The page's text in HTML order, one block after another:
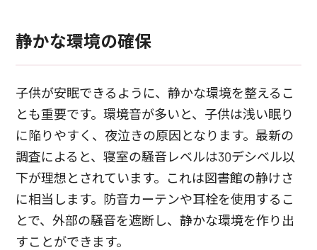
静かな環境の確保
子供が安眠できるように、静かな環境を整えるこ
とも重要です。環境音が多いと、子供は浅い眠り
に陥りやすく、夜泣きの原因となります。最新の
調査によると、寝室の騒音レベルは30デシベル以
下が理想とされています。これは図書館の静けさ
に相当します。防音カーテンや耳栓を使用するこ
とで、外部の騒音を遮断し、静かな環境を作り出
すことができます。